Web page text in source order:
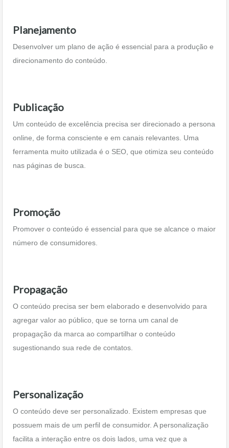
Planejamento
Desenvolver um plano de ação é essencial para a produção e
direcionamento do conteúdo.
Publicação
Um conteúdo de excelência precisa ser direcionado a persona
online, de forma consciente e em canais relevantes. Uma
ferramenta muito utilizada é o SEO, que otimiza seu conteúdo
nas páginas de busca.
Promoção
Promover o conteúdo é essencial para que se alcance o maior
número de consumidores.
Propagação
O conteúdo precisa ser bem elaborado e desenvolvido para
agregar valor ao público, que se torna um canal de
propagação da marca ao compartilhar o conteúdo
sugestionando sua rede de contatos.
Personalização
O conteúdo deve ser personalizado. Existem empresas que
possuem mais de um perfil de consumidor. A personalização
facilita a interação entre os dois lados, uma vez que a